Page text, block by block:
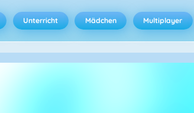
Unterricht Mädchen Multiplayer